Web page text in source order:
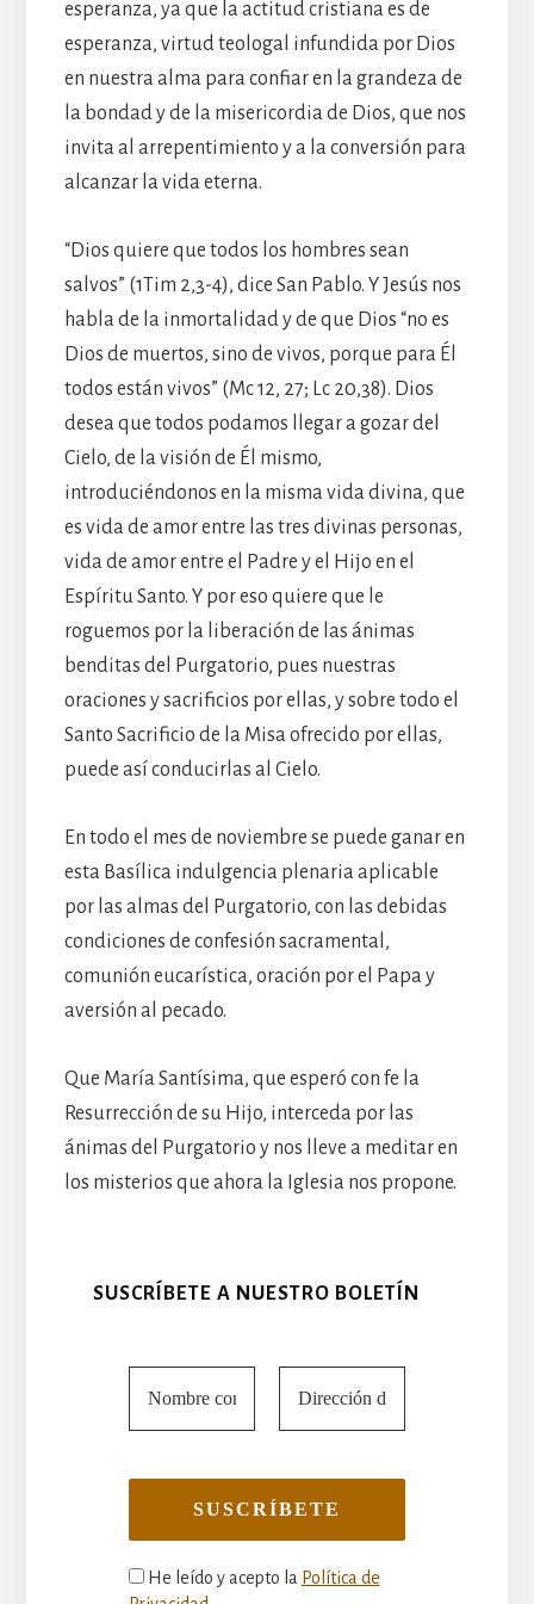
esperanza, ya que la actitud cristiana es de
esperanza, virtud teologal infundida por Dios
en nuestra alma para confiar en la grandeza de
la bondad y de la misericordia de Dios, que nos
invita al arrepentimiento y a la conversión para
alcanzar la vida eterna.
“Dios quiere que todos los hombres sean
salvos” (1Tim 2,3-4), dice San Pablo. Y Jesús nos
habla de la inmortalidad y de que Dios “no es
Dios de muertos, sino de vivos, porque para Él
todos están vivos” (Mc 12, 27; Lc 20,38). Dios
desea que todos podamos llegar a gozar del
Cielo, de la visión de Él mismo,
introduciéndonos en la misma vida divina, que
es vida de amor entre las tres divinas personas,
vida de amor entre el Padre y el Hijo en el
Espíritu Santo. Y por eso quiere que le
roguemos por la liberación de las ánimas
benditas del Purgatorio, pues nuestras
oraciones y sacrificios por ellas, y sobre todo el
Santo Sacrificio de la Misa ofrecido por ellas,
puede así conducirlas al Cielo.
En todo el mes de noviembre se puede ganar en
esta Basílica indulgencia plenaria aplicable
por las almas del Purgatorio, con las debidas
condiciones de confesión sacramental,
comunión eucarística, oración por el Papa y
aversión al pecado.
Que María Santísima, que esperó con fe la
Resurrección de su Hijo, interceda por las
ánimas del Purgatorio y nos lleve a meditar en
los misterios que ahora la Iglesia nos propone.
SUSCRÍBETE A NUESTRO BOLETÍN
He leído y acepto la Política de